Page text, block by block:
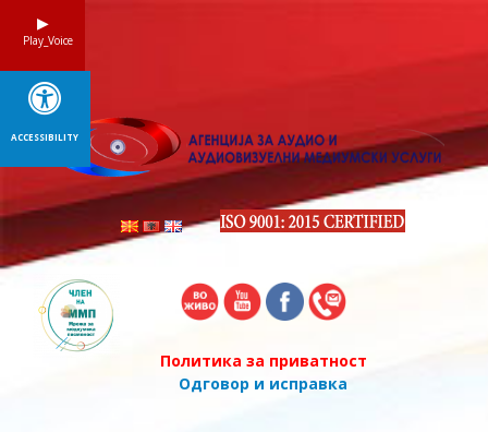
Политика за приватност
Одговор и исправка
Play_Voice
ACCESSIBILITY